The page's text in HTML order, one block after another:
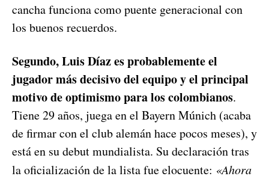
cancha funciona como puente generacional con
los buenos recuerdos.
Segundo, Luis Díaz es probablemente el
jugador más decisivo del equipo y el principal
motivo de optimismo para los colombianos.
Tiene 29 años, juega en el Bayern Múnich (acaba
de firmar con el club alemán hace pocos meses), y
está en su debut mundialista. Su declaración tras
la oficialización de la lista fue elocuente: «Ahora